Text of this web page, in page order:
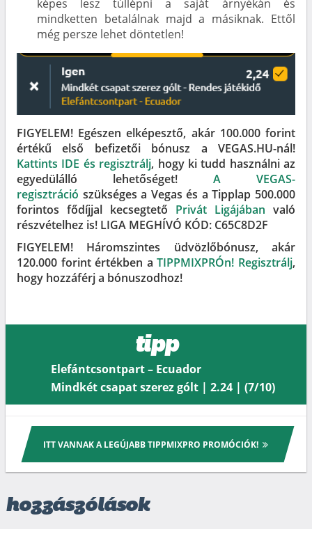
képes lesz túllépni a saját árnyékán és
mindketten betalálnak majd a másiknak. Ettől
még persze lehet döntetlen!
FIGYELEM! Egészen elképesztő, akár 100.000 forint
értékű első befizetői bónusz a VEGAS.HU-nál!
Kattints IDE és regisztrálj, hogy ki tudd használni az
egyedülálló lehetőséget! A VEGAS-
regisztráció szükséges a Vegas és a Tipplap 500.000
forintos fődíjjal kecsegtető Privát Ligájában való
részvételhez is! LIGA MEGHÍVÓ KÓD: C65C8D2F
FIGYELEM! Háromszintes üdvözlőbónusz, akár
120.000 forint értékben aTIPPMIXPRÓn! Regisztrálj,
hogy hozzáférj a bónuszodhoz!
tipp
Elefántcsontpart – Ecuador
Mindkét csapat szerez gólt | 2.24 | (7/10)
ITT VANNAK A LEGÚJABB TIPPMIXPRO PROMÓCIÓK!
hozzászólások